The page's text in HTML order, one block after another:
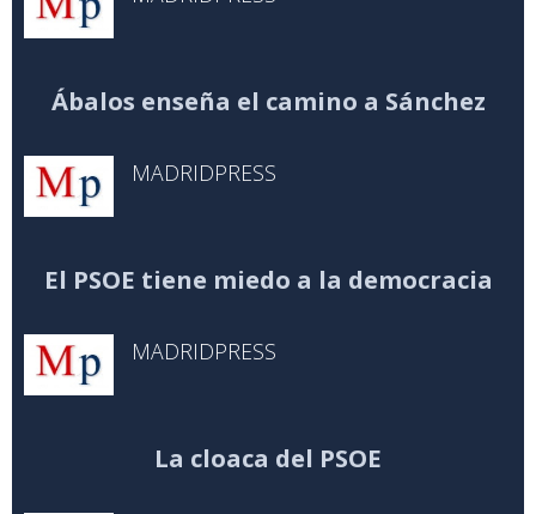
Ábalos enseña el camino a Sánchez
MADRIDPRESS
El PSOE tiene miedo a la democracia
MADRIDPRESS
La cloaca del PSOE